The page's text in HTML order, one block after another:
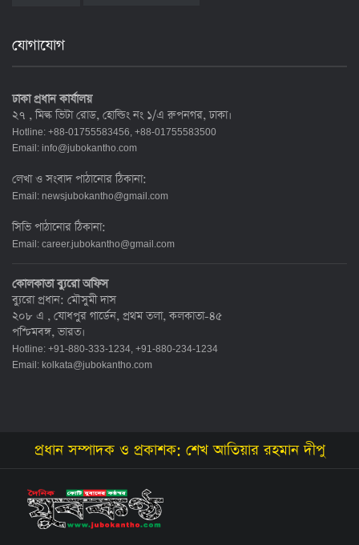
যোগাযোগ
ঢাকা প্রধান কার্যালয়
২৭ , মিল্ক ভিটা রোড, হোল্ডিং নং ১/এ রুপনগর, ঢাকা।
Hotline: +88-01755583456, +88-01755583500
Email: info@jubokantho.com
লেখা ও সংবাদ পাঠানোর ঠিকানা:
Email: newsjubokantho@gmail.com
সিভি পাঠানোর ঠিকানা:
Email: career.jubokantho@gmail.com
কোলকাতা ব্যুরো অফিস
ব্যুরো প্রধান: মৌসুমী দাস
২০৮ এ , যোধপুর গার্ডেন, প্রথম তলা, কলকাতা-৪৫
পশ্চিমবঙ্গ, ভারত।
Hotline: +91-880-333-1234, +91-880-234-1234
Email: kolkata@jubokantho.com
প্রধান সম্পাদক ও প্রকাশক: শেখ আতিয়ার রহমান দীপু